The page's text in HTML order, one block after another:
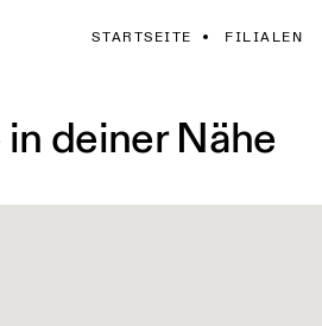
STARTSEITE FILIALEN
deiner Nähe